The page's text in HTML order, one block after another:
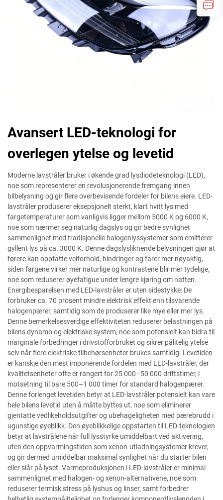
Avansert LED-teknologi for
overlegen ytelse og levetid
Moderne lavstråler bruker i økende grad lysdiodeteknologi (LED),
noe som representerer en revolusjonerende fremgang innen
bilbelysning og gir flere overbevisende fordeler for bilens eiere. LED-
lavstråler produserer eksepsjonelt sterkt, klart hvitt lys med
fargetemperaturer som vanligvis ligger mellom 5000 K og 6000 K,
noe som nærmer seg naturlig dagslys og gir bedre synlighet
sammenlignet med tradisjonelle halogenlyssystemer som emitterer
gyllent lys på ca. 3000 K. Denne dagslysliknende belysningen gjør at
førere kan oppfatte veiforhold, hindringer og farer mer nøyaktig,
siden fargene virker mer naturlige og kontrastene blir mer tydelige,
noe som reduserer øyefatigue under lengre kjøring om natten.
Energibesparelsen med LED-lavstråler er uten sidestykke: De
forbruker ca. 70 prosent mindre elektrisk effekt enn tilsvarende
halogenpærer, samtidig som de produserer like mye eller mer lys.
Denne bemerkelsesverdige effektiviteten reduserer belastningen på
bilens dynamo og elektriske system, noe som potensielt kan bidra til
marginale forbedringer i drivstofforbruket og sikrer pålitelig ytelse
selv når flere elektriske tilbehørsenheter brukes samtidig. Levetiden
er kanskje den mest imponerende fordelen med LED-lavstråler, der
kvalitetsenheter ofte er rangert for 25 000–50 000 driftstimer, i
motsetning til bare 500–1 000 timer for standard halogenpærer.
Denne forlenget levetiden betyr at LED-lavstråler potensielt kan vare
hele bilens levetid uten å måtte byttes ut, noe som eliminerer
gjentatte vedlikeholdsutgifter og ubehageligheten med pærebrudd i
ugunstige øyeblikk. Den øyeblikkelige oppstarten til LED-teknologien
betyr at lavstrålene når full lysstyrke umiddelbart ved aktivering,
uten den oppvarmingstiden som xenon-utladningsystemer krever,
og gir dermed umiddelbar maksimal synlighet når du starter bilen
eller slår på lyset. Varmeproduksjonen i LED-lavstråler er minimal
sammenlignet med halogen- og xenon-alternativene, noe som
reduserer termisk stress på lyshus og linser, samt forbedrer